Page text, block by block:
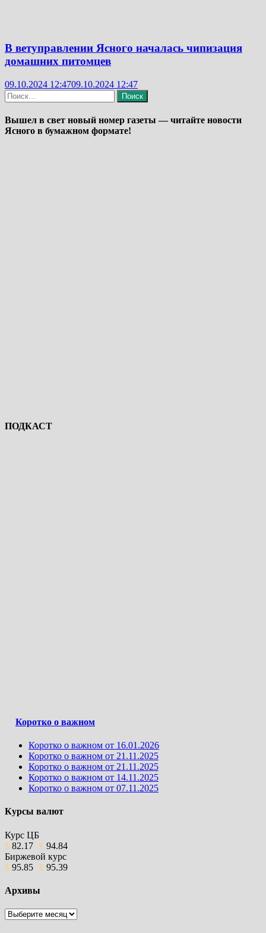
В ветуправлении Ясного началась чипизация
домашних питомцев
09.10.2024 12:4709.10.2024 12:47
Найти:
Вышел в свет новый номер газеты — читайте новости
Ясного в бумажном формате!
ПОДКАСТ
Коротко о важном
Коротко о важном от 16.01.2026
Коротко о важном от 21.11.2025
Коротко о важном от 21.11.2025
Коротко о важном от 14.11.2025
Коротко о важном от 07.11.2025
Курсы валют
Курс ЦБ
$ 82.17 € 94.84
Биржевой курс
$ 95.85 € 95.39
Архивы
Архивы